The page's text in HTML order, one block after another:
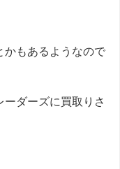
かもあるようなので
ダーズに買取りさ